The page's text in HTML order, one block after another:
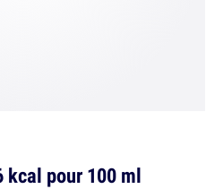
kcal pour 100 ml